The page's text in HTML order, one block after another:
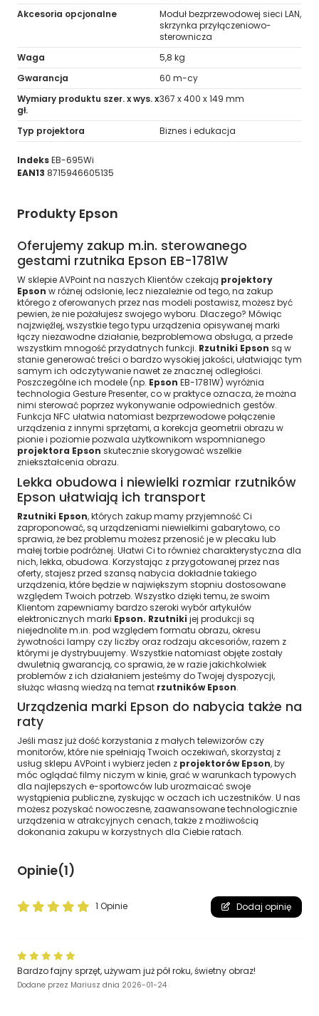
Akcesoria opcjonalne
Moduł bezprzewodowej sieci LAN,
skrzynka przyłączeniowo-
sterownicza
Waga
5,8 kg
Gwarancja
60 m-cy
Wymiary produktu szer. x wys. x
gł.
367‎ x 400 x 149 mm
Typ projektora Biznes i edukacja
IndeksEB-695Wi
EAN13 8715946605135
Produkty Epson
Oferujemy zakup m.in. sterowanego
gestami rzutnika Epson EB-1781W
W sklepie AVPoint na naszych Klientów czekają projektory
Epson w różnej odsłonie, lecz niezależnie od tego, na zakup
którego z oferowanych przez nas modeli postawisz, możesz być
pewien, że nie pożałujesz swojego wyboru. Dlaczego? Mówiąc
najzwięźlej, wszystkie tego typu urządzenia opisywanej marki
łączy niezawodne działanie, bezproblemowa obsługa, a przede
wszystkim mnogość przydatnych funkcji. Rzutniki Epson są w
stanie generować treści o bardzo wysokiej jakości, ułatwiając tym
samym ich odczytywanie nawet ze znacznej odległości.
Poszczególne ich modele (np. Epson EB-1781W) wyróżnia
technologia Gesture Presenter, co w praktyce oznacza, że można
nimi sterować poprzez wykonywanie odpowiednich gestów.
Funkcja NFC ułatwia natomiast bezprzewodowe połączenie
urządzenia z innymi sprzętami, a korekcja geometrii obrazu w
pionie i poziomie pozwala użytkownikom wspomnianego
projektora Epson skutecznie skorygować wszelkie
zniekształcenia obrazu.
Lekka obudowa i niewielki rozmiar rzutników
Epson ułatwiają ich transport
Rzutniki Epson, których zakup mamy przyjemność Ci
zaproponować, są urządzeniami niewielkimi gabarytowo, co
sprawia, że bez problemu możesz przenosić je w plecaku lub
małej torbie podróżnej. Ułatwi Ci to również charakterystyczna dla
nich, lekka, obudowa. Korzystając z przygotowanej przez nas
oferty, stajesz przed szansą nabycia dokładnie takiego
urządzenia, które będzie w największym stopniu dostosowane
względem Twoich potrzeb. Wszystko dzięki temu, że swoim
Klientom zapewniamy bardzo szeroki wybór artykułów
elektronicznych marki Epson. Rzutniki jej produkcji są
niejednolite m.in. pod względem formatu obrazu, okresu
żywotności lampy czy liczby oraz rodzaju akcesoriów, razem z
którymi je dystrybuujemy. Wszystkie natomiast objęte zostały
dwuletnią gwarancją, co sprawia, że w razie jakichkolwiek
problemów z ich działaniem jesteśmy do Twojej dyspozycji,
służąc własną wiedzą na temat rzutników Epson.
Urządzenia marki Epson do nabycia także na
raty
Jeśli masz już dość korzystania z małych telewizorów czy
monitorów, które nie spełniają Twoich oczekiwań, skorzystaj z
usług sklepu AVPoint i wybierz jeden z projektorów Epson, by
móc oglądać filmy niczym w kinie, grać w warunkach typowych
dla najlepszych e-sportowców lub urozmaicać swoje
wystąpienia publiczne, zyskując w oczach ich uczestników. U nas
możesz pozyskać nowoczesne, zaawansowane technologicznie
urządzenia w atrakcyjnych cenach, także z możliwością
dokonania zakupu w korzystnych dla Ciebie ratach.
Opinie(1)
1 Opinie Dodaj opinię
Bardzo fajny sprzęt, używam już pół roku, świetny obraz!
Dodane przez Mariusz dnia 2026-01-24